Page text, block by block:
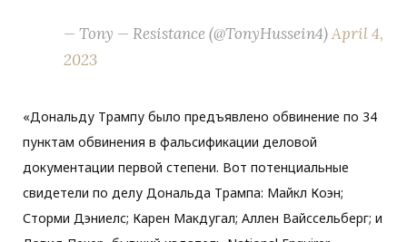
— Tony — Resistance (@TonyHussein4)April 4,
2023
«Дональду Трампу было предъявлено обвинение по 34
пунктам обвинения в фальсификации деловой
документации первой степени. Вот потенциальные
свидетели по делу Дональда Трампа: Майкл Коэн;
Сторми Дэниелс; Карен Макдугал; Аллен Вайссельберг; и